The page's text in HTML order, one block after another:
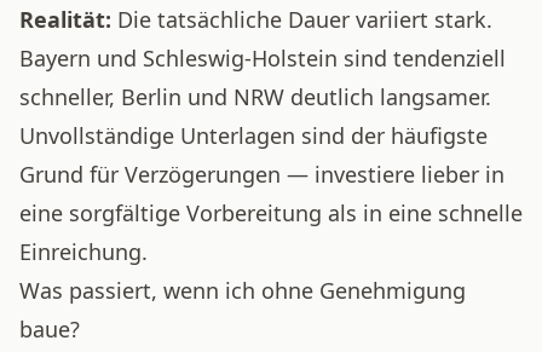
Realität: Die tatsächliche Dauer variiert stark.
Bayern und Schleswig-Holstein sind tendenziell
schneller, Berlin und NRW deutlich langsamer.
Unvollständige Unterlagen sind der häufigste
Grund für Verzögerungen — investiere lieber in
eine sorgfältige Vorbereitung als in eine schnelle
Einreichung.
Was passiert, wenn ich ohne Genehmigung
baue?